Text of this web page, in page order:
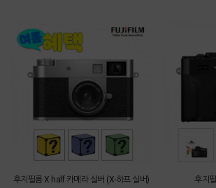
후지필름 X half 카메라 실버 (X-하프 실버) 후지